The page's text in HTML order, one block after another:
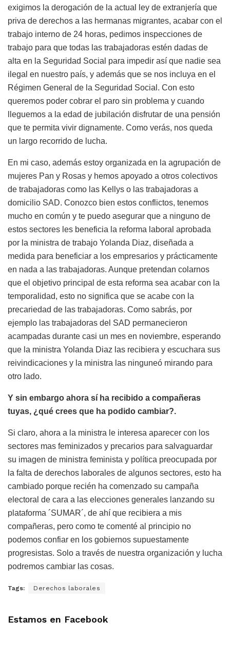
exigimos la derogación de la actual ley de extranjería que
priva de derechos a las hermanas migrantes, acabar con el
trabajo interno de 24 horas, pedimos inspecciones de
trabajo para que todas las trabajadoras estén dadas de
alta en la Seguridad Social para impedir así que nadie sea
ilegal en nuestro país, y además que se nos incluya en el
Régimen General de la Seguridad Social. Con esto
queremos poder cobrar el paro sin problema y cuando
lleguemos a la edad de jubilación disfrutar de una pensión
que te permita vivir dignamente. Como verás, nos queda
un largo recorrido de lucha.
En mi caso, además estoy organizada en la agrupación de
mujeres Pan y Rosas y hemos apoyado a otros colectivos
de trabajadoras como las Kellys o las trabajadoras a
domicilio SAD. Conozco bien estos conflictos, tenemos
mucho en común y te puedo asegurar que a ninguno de
estos sectores les beneficia la reforma laboral aprobada
por la ministra de trabajo Yolanda Diaz, diseñada a
medida para beneficiar a los empresarios y prácticamente
en nada a las trabajadoras. Aunque pretendan colarnos
que el objetivo principal de esta reforma sea acabar con la
temporalidad, esto no significa que se acabe con la
precariedad de las trabajadoras. Como sabrás, por
ejemplo las trabajadoras del SAD permanecieron
acampadas durante casi un mes en noviembre, esperando
que la ministra Yolanda Diaz las recibiera y escuchara sus
reivindicaciones y la ministra las ninguneó mirando para
otro lado.
Y sin embargo ahora sí ha recibido a compañeras
tuyas, ¿qué crees que ha podido cambiar?.
Si claro, ahora a la ministra le interesa aparecer con los
sectores mas feminizados y precarios para salvaguardar
su imagen de ministra feminista y política preocupada por
la falta de derechos laborales de algunos sectores, esto ha
cambiado porque recién ha comenzado su campaña
electoral de cara a las elecciones generales lanzando su
plataforma ´SUMAR´, de ahí que recibiera a mis
compañeras, pero como te comenté al principio no
podemos confiar en los gobiernos supuestamente
progresistas. Solo a través de nuestra organización y lucha
podremos cambiar las cosas.
Tags: Derechos laborales
Estamos en Facebook